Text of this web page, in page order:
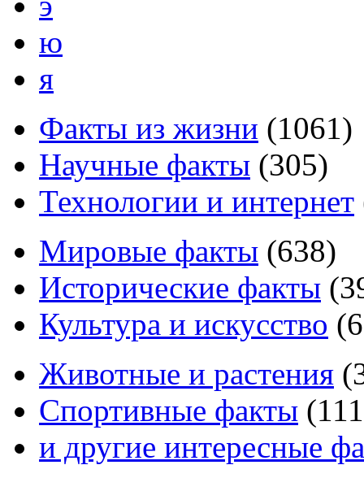
ю
я
Факты из жизни (1061)
Научные факты (305)
Технологии и интернет
Мировые факты (638)
Исторические факты (
Культура и искусство (
Животные и растения (
Спортивные факты (111
и другие интересные